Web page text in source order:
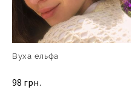
Вуха ельфа
98 грн.